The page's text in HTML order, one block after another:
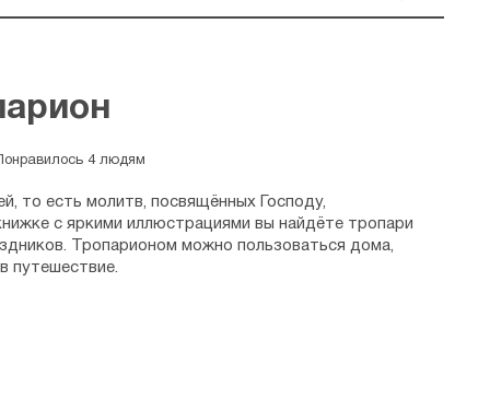
Понравилось 4 людям
то есть молитв, посвящённых Господу,
с яркими иллюстрациями вы найдёте тропари
Тропарионом можно пользоваться дома,
путешествие.